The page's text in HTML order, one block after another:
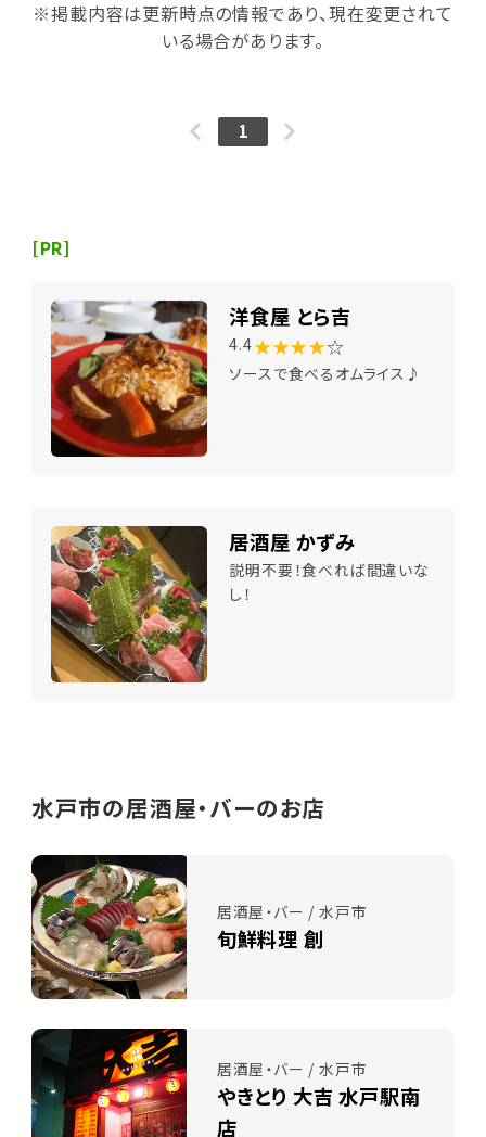
※掲載内容は更新時点の情報であり、現在変更されて
いる場合があります。
1
[PR]
洋食屋 とら吉
4.4★★★★☆
ソースで食べるオムライス♪
居酒屋 かずみ
説明不要！食べれば間違いな
し！
水戸市の居酒屋・バーのお店
居酒屋・バー / 水戸市
旬鮮料理 創
居酒屋・バー / 水戸市
やきとり 大吉 水戸駅南
店